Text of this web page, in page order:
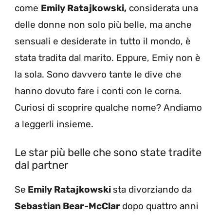
come Emily Ratajkowski, considerata una
delle donne non solo più belle, ma anche
sensuali e desiderate in tutto il mondo, è
stata tradita dal marito. Eppure, Emiy non è
la sola. Sono davvero tante le dive che
hanno dovuto fare i conti con le corna.
Curiosi di scoprire qualche nome? Andiamo
a leggerli insieme.
Le star più belle che sono state tradite
dal partner
Se Emily Ratajkowski sta divorziando da
Sebastian Bear-McClar dopo quattro anni